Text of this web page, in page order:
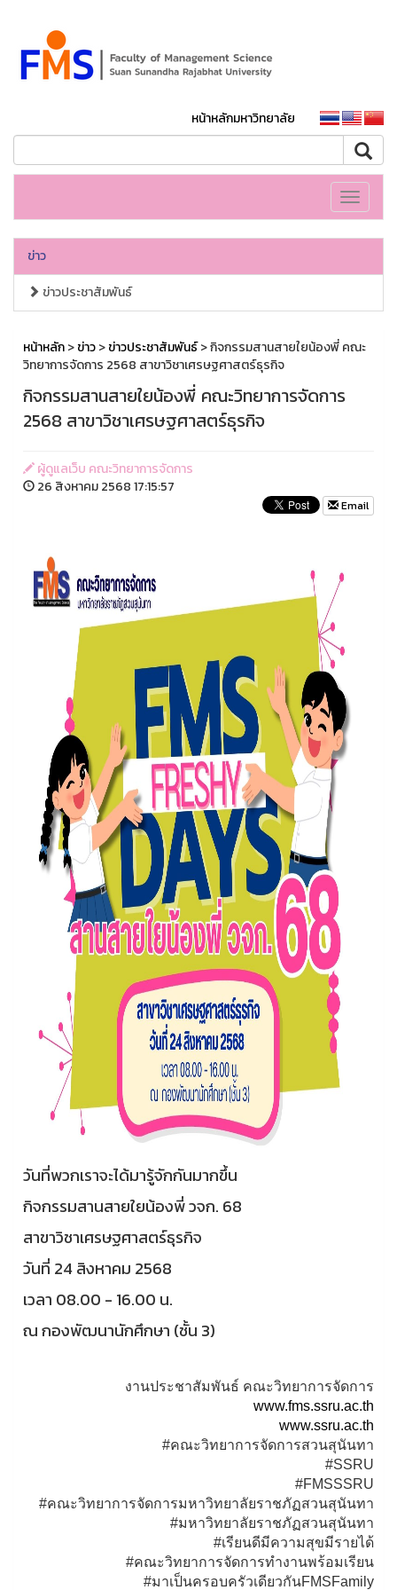
หน้าหลักมหาวิทยาลัย
Toggle
ข่าว
ข่าวประชาสัมพันธ์
หน้าหลัก>ข่าว>ข่าวประชาสัมพันธ์> กิจกรรมสานสายใยน้องพี่ คณะ
วิทยาการจัดการ 2568 สาขาวิชาเศรษฐศาสตร์ธุรกิจ
กิจกรรมสานสายใยน้องพี่ คณะวิทยาการจัดการ
2568 สาขาวิชาเศรษฐศาสตร์ธุรกิจ
ผู้ดูแลเว็บ คณะวิทยาการจัดการ
26 สิงหาคม 2568 17:15:57
Email
วันที่พวกเราจะได้มารู้จักกันมากขึ้น
กิจกรรมสานสายใยน้องพี่ วจก. 68
สาขาวิชาเศรษฐศาสตร์ธุรกิจ
วันที่ 24 สิงหาคม 2568
เวลา 08.00 - 16.00 น.
ณ กองพัฒนานักศึกษา (ชั้น 3)
งานประชาสัมพันธ์ คณะวิทยาการจัดการ
www.fms.ssru.ac.th
www.ssru.ac.th
#คณะวิทยาการจัดการสวนสุนันทา
#SSRU
#FMSSSRU
#คณะวิทยาการจัดการมหาวิทยาลัยราชภัฏสวนสุนันทา
#มหาวิทยาลัยราชภัฏสวนสุนันทา
#เรียนดีมีความสุขมีรายได้
#คณะวิทยาการจัดการทำงานพร้อมเรียน
#มาเป็นครอบครัวเดียวกันFMSFamily